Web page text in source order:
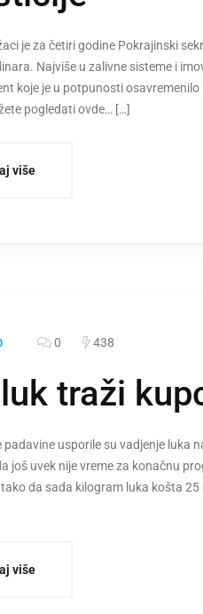
je za četiri godine Pokrajinski
Najviše u zalivne sisteme i
koje je u potpunosti
pogledati ovde… […]
više
0 438
traži
padavine usporile su vadjenje luka
još uvek nije vreme za konačnu
da sada kilogram luka košta
više